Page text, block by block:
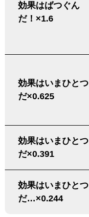
効果はばつぐん
だ！×1.6
効果はいまひとつ
だ×0.625
効果はいまひとつ
だ×0.391
効果はいまひとつ
だ…×0.244